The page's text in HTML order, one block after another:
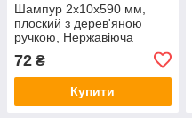
Шампур 2х10х590 мм,
плоский з дерев'яною
ручкою, Нержавіюча
72 ₴
Купити